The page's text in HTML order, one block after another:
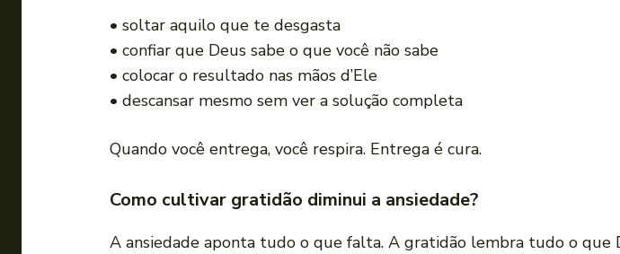
• soltar aquilo que te desgasta
• confiar que Deus sabe o que você não sabe
• colocar o resultado nas mãos d’Ele
• descansar mesmo sem ver a solução completa
Quando você entrega, você respira. Entrega é cura.
Como cultivar gratidão diminui a ansiedade?
A ansiedade aponta tudo o que falta. A gratidão lembra tudo o que